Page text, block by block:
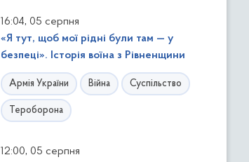
16:04, 05 серпня
«Я тут, щоб мої рідні були там — у
безпеці». Історія воїна з Рівненщини
Армія України Війна Суспільство
Тероборона
12:00, 05 серпня